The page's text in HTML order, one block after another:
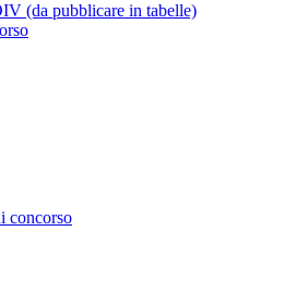
(da pubblicare in tabelle)
concorso